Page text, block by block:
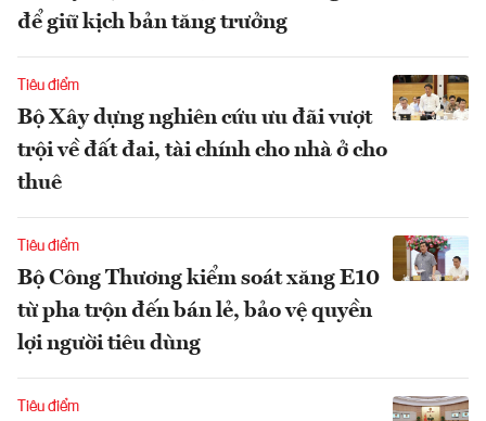
để giữ kịch bản tăng trưởng
Tiêu điểm
Bộ Xây dựng nghiên cứu ưu đãi vượt
trội về đất đai, tài chính cho nhà ở cho
thuê
Tiêu điểm
Bộ Công Thương kiểm soát xăng E10
từ pha trộn đến bán lẻ, bảo vệ quyền
lợi người tiêu dùng
Tiêu điểm